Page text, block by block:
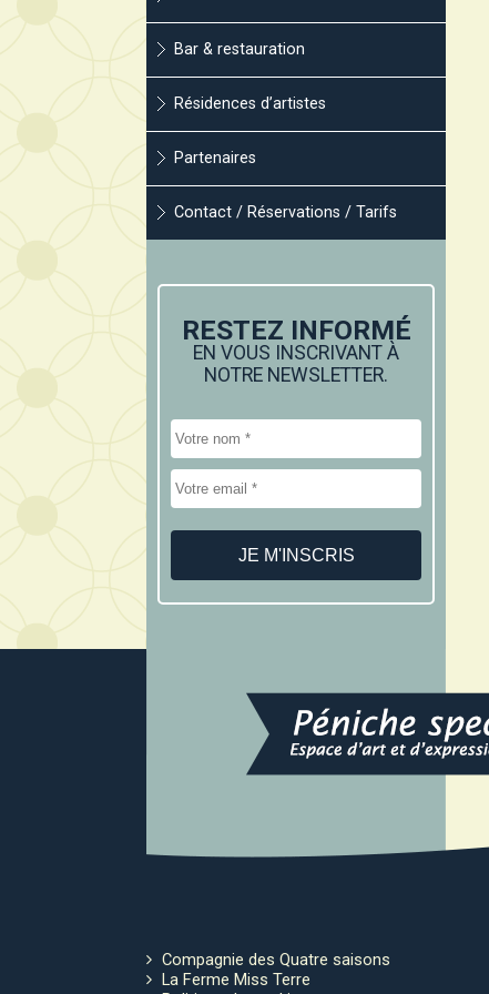
Bar & restauration
Résidences d’artistes
Partenaires
Contact / Réservations / Tarifs
RESTEZ INFORMÉ
EN VOUS INSCRIVANT À
NOTRE NEWSLETTER.
Compagnie des Quatre saisons
La Ferme Miss Terre